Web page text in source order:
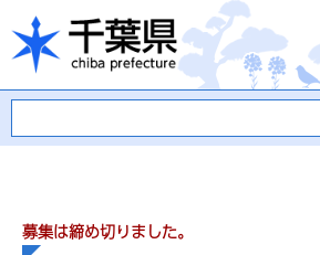
千葉県
募集は締め切りました。